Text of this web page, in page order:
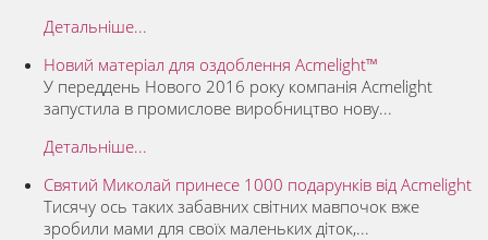
Детальніше...
Новий матеріал для оздоблення Acmelight™
У переддень Нового 2016 року компанія Acmelight
запустила в промислове виробництво нову...
Детальніше...
Святий Миколай принесе 1000 подарунків від Acmelight
Тисячу ось таких забавних світних мавпочок вже
зробили мами для своїх маленьких діток,...